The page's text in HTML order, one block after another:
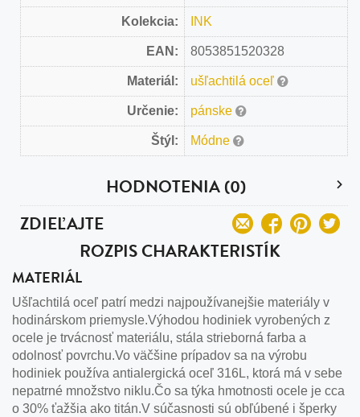
Kolekcia: INK
EAN: 8053851520328
Materiál: ušľachtilá oceľ
Určenie: pánske
Štýl: Módne
HODNOTENIA (0)
ZDIEĽAJTE
ROZPIS CHARAKTERISTÍK
MATERIÁL
Ušľachtilá oceľ patrí medzi najpoužívanejšie materiály v
hodinárskom priemysle.Výhodou hodiniek vyrobených z
ocele je trvácnosť materiálu, stála strieborná farba a
odolnosť povrchu.Vo väčšine prípadov sa na výrobu
hodiniek používa antialergická oceľ 316L, ktorá má v sebe
nepatrné množstvo niklu.Čo sa týka hmotnosti ocele je cca
o 30% ťažšia ako titán.V súčasnosti sú obľúbené i šperky